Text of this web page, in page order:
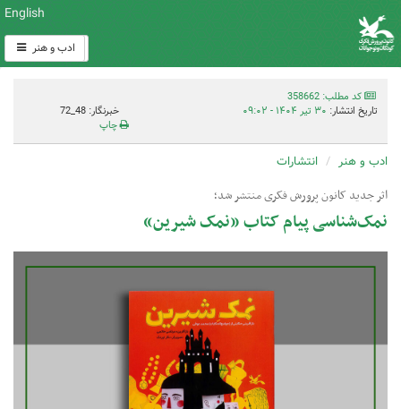
English
ادب و هنر
کد مطلب: 358662
تاریخ انتشار: ۳۰ تیر ۱۴۰۴ - ۰۹:۰۲
خبرنگار: 48_72
چاپ
ادب و هنر انتشارات
اثر جدید کانون پرورش فکری منتشر شد؛
نمک‌شناسی پیام کتاب «نمک شیرین»